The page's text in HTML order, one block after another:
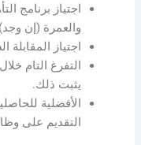
اجتياز برنامج
والعمرة (إن
اجتياز المقابلة
التفرغ التام
يثبت ذلك.
الأفضلية
التقديم على